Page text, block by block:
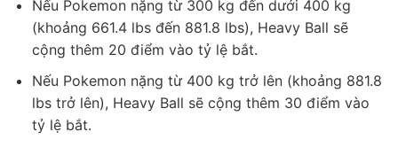
Nếu Pokemon nặng từ 300 kg đến dưới 400 kg
(khoảng 661.4 lbs đến 881.8 lbs), Heavy Ball sẽ
cộng thêm 20 điểm vào tỷ lệ bắt.
Nếu Pokemon nặng từ 400 kg trở lên (khoảng 881.8
lbs trở lên), Heavy Ball sẽ cộng thêm 30 điểm vào
tỷ lệ bắt.